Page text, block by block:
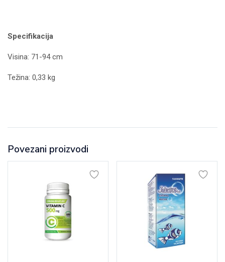
Specifikacija
Visina: 71-94 cm
Težina: 0,33 kg
Povezani proizvodi